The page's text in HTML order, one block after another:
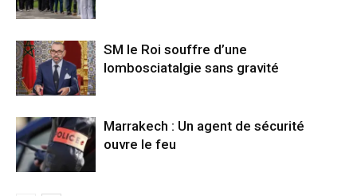
SM le Roi souffre d’une
lombosciatalgie sans gravité
Marrakech : Un agent de sécurité
ouvre le feu